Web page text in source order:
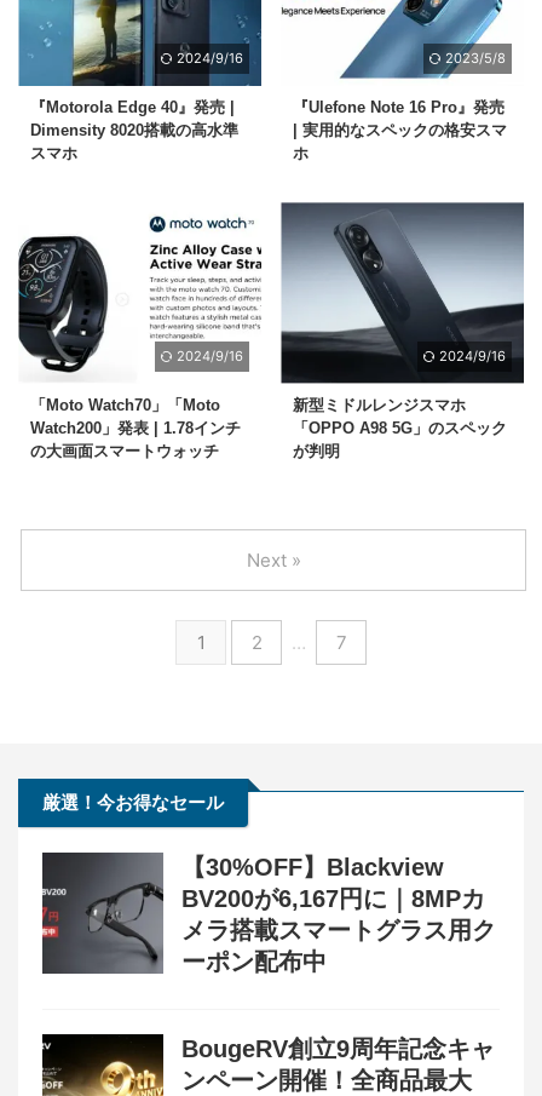
2024/9/16
『Motorola Edge 40』発売 |
Dimensity 8020搭載の高水準
スマホ
2023/5/8
『Ulefone Note 16 Pro』発売
| 実用的なスペックの格安スマ
ホ
2024/9/16
「Moto Watch70」「Moto
Watch200」発表 | 1.78インチ
の大画面スマートウォッチ
2024/9/16
新型ミドルレンジスマホ
「OPPO A98 5G」のスペック
が判明
1 2 … 7
Next »
厳選！今お得なセール
【30%OFF】Blackview
BV200が6,167円に｜8MPカ
メラ搭載スマートグラス用ク
ーポン配布中
BougeRV創立9周年記念キャ
ンペーン開催！全商品最大